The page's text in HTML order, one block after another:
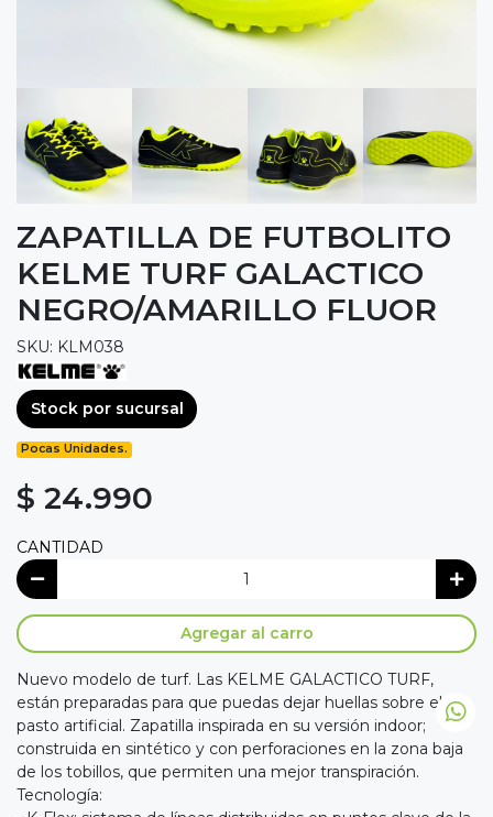
ZAPATILLA DE FUTBOLITO
KELME TURF GALACTICO
NEGRO/AMARILLO FLUOR
SKU: KLM038
Stock por sucursal
Pocas Unidades.
$ 24.990
CANTIDAD
Agregar al carro
Nuevo modelo de turf. Las KELME GALACTICO TURF,
están preparadas para que puedas dejar huellas sobre el
pasto artificial. Zapatilla inspirada en su versión indoor;
construida en sintético y con perforaciones en la zona baja
de los tobillos, que permiten una mejor transpiración.
Tecnología: